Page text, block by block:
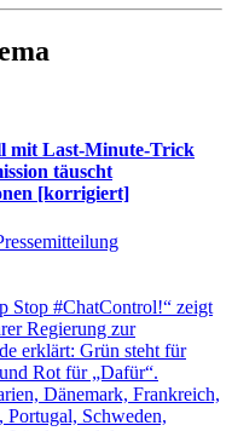
mit Last-Minute-Trick
täuscht
[korrigiert]